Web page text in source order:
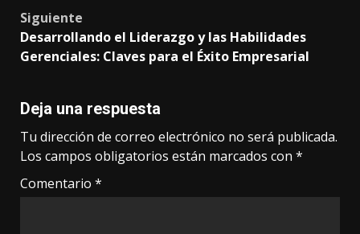
Siguiente
Desarrollando el Liderazgo y las Habilidades
Gerenciales: Claves para el Éxito Empresarial
Deja una respuesta
Tu dirección de correo electrónico no será publicada.
Los campos obligatorios están marcados con *
Comentario *